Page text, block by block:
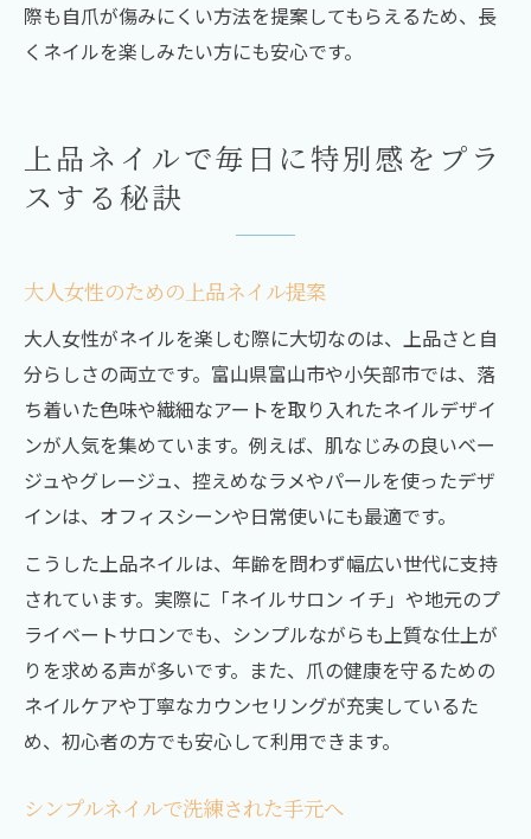
際も自爪が傷みにくい方法を提案してもらえるため、長
くネイルを楽しみたい方にも安心です。
上品ネイルで毎日に特別感をプラ
スする秘訣
大人女性のための上品ネイル提案
大人女性がネイルを楽しむ際に大切なのは、上品さと自
分らしさの両立です。富山県富山市や小矢部市では、落
ち着いた色味や繊細なアートを取り入れたネイルデザイ
ンが人気を集めています。例えば、肌なじみの良いベー
ジュやグレージュ、控えめなラメやパールを使ったデザ
インは、オフィスシーンや日常使いにも最適です。
こうした上品ネイルは、年齢を問わず幅広い世代に支持
されています。実際に「ネイルサロン イチ」や地元のプ
ライベートサロンでも、シンプルながらも上質な仕上が
りを求める声が多いです。また、爪の健康を守るための
ネイルケアや丁寧なカウンセリングが充実しているた
め、初心者の方でも安心して利用できます。
シンプルネイルで洗練された手元へ